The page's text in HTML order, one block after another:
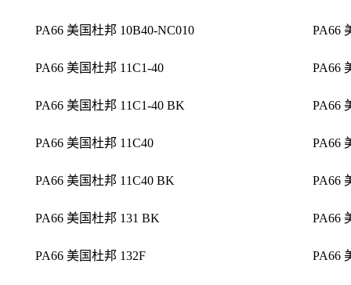
PA66 美国杜邦 10B40-NC010 PA66
PA66 美国杜邦 11C1-40 PA66
PA66 美国杜邦 11C1-40 BK PA66
PA66 美国杜邦 11C40 PA66
PA66 美国杜邦 11C40 BK PA66
PA66 美国杜邦 131 BK PA66
PA66 美国杜邦 132F PA66